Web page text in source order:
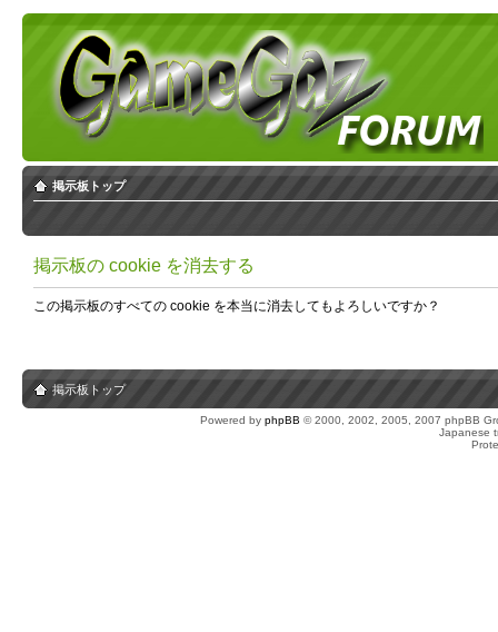
掲示板トップ
掲示板の cookie を消去する
この掲示板のすべての cookie を本当に消去してもよろしいですか？
掲示板トップ
Powered by phpBB © 2000, 2002, 2005, 2007 phpBB
Japanese